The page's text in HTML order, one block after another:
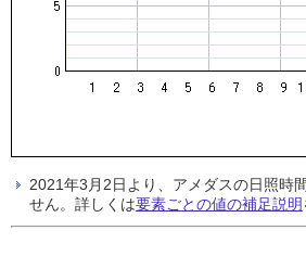
2021年3月2日より、アメダスの日照時
せん。詳しくは要素ごとの値の補足説明